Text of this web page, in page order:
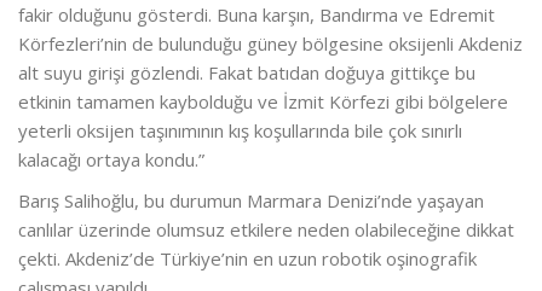
fakir olduğunu gösterdi. Buna karşın, Bandırma ve Edremit
Körfezleri’nin de bulunduğu güney bölgesine oksijenli Akdeniz
alt suyu girişi gözlendi. Fakat batıdan doğuya gittikçe bu
etkinin tamamen kaybolduğu ve İzmit Körfezi gibi bölgelere
yeterli oksijen taşınımının kış koşullarında bile çok sınırlı
kalacağı ortaya kondu.”
Barış Salihoğlu, bu durumun Marmara Denizi’nde yaşayan
canlılar üzerinde olumsuz etkilere neden olabileceğine dikkat
çekti. Akdeniz’de Türkiye’nin en uzun robotik oşinografik